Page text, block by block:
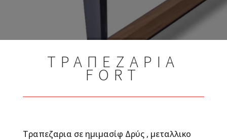
ΤΡΑΠΕΖΑΡΙΑ
FORT
Τραπεζαρια σε ημιμασίφ Δρύς , μεταλλικο